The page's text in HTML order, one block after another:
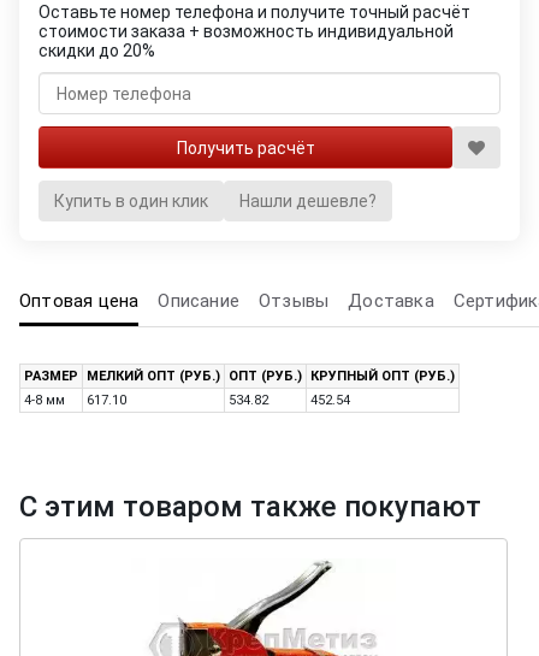
Оставьте номер телефона и получите точный расчёт
стоимости заказа + возможность индивидуальной
скидки до 20%
Купить в один клик Нашли дешевле?
Оптовая цена Описание Отзывы Доставка
РАЗМЕР МЕЛКИЙ ОПТ (РУБ.) ОПТ (РУБ.)
КРУПНЫЙ ОПТ (РУБ.)
4-8 мм
617.10 534.82 452.54
С этим товаром также покупают